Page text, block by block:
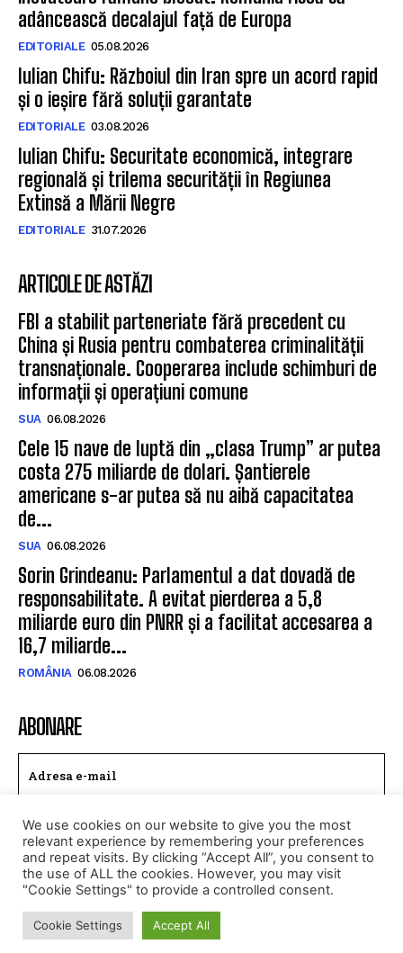
adâncească decalajul față de Europa
EDITORIALE 05.08.2026
Iulian Chifu: Războiul din Iran spre un acord rapid
și o ieșire fără soluții garantate
EDITORIALE 03.08.2026
Iulian Chifu: Securitate economică, integrare
regională și trilema securității în Regiunea
Extinsă a Mării Negre
EDITORIALE 31.07.2026
ARTICOLE DE ASTĂZI
FBI a stabilit parteneriate fără precedent cu
China și Rusia pentru combaterea criminalității
transnaționale. Cooperarea include schimburi de
informații și operațiuni comune
SUA 06.08.2026
Cele 15 nave de luptă din „clasa Trump” ar putea
costa 275 miliarde de dolari. Șantierele
americane s-ar putea să nu aibă capacitatea
de...
SUA 06.08.2026
Sorin Grindeanu: Parlamentul a dat dovadă de
responsabilitate. A evitat pierderea a 5,8
miliarde euro din PNRR și a facilitat accesarea a
16,7 miliarde...
ROMÂNIA 06.08.2026
ABONARE
TRIMITE
Am citit si accept Politica de confidentialitate.
© Toate drepturile rezervate CALEAEUROPEANA.RO
We use cookies on our website to give you the most
relevant experience by remembering your preferences
and repeat visits. By clicking “Accept All”, you consent to
the use of ALL the cookies. However, you may visit
"Cookie Settings" to provide a controlled consent.
Cookie Settings Accept All